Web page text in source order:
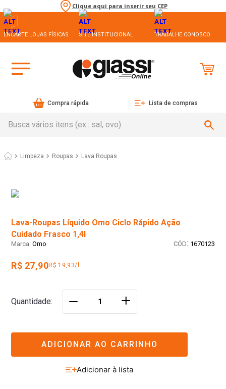
Clique aqui para inserir seu CEP
ENCARTE LOJAS FÍSICAS SITE INSTITUCIONAL TRABALHE CONOSCO
Compra rápida Lista de compras
Limpeza Roupas Lava Roupas
Lava-Roupas Líquido Omo Ciclo Rápido Ação
Cuidado Frasco 1,4l
Omo : 1670123
R$ 27,90R$ 19,93/l
Quantidade ＋
ADICIONAR AO CARRINHO